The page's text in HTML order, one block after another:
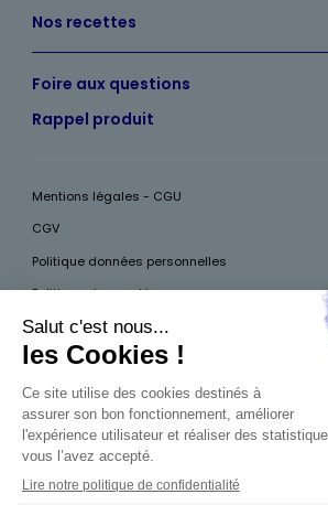
Nos recettes
Foire aux questions
Rappel produit
Mentions légales - CGU
CGV
Politique données personnelles
Politique des cookies
Accessibilité
Pour votre santé, mangez au moins cinq fruits et
d’infos sur